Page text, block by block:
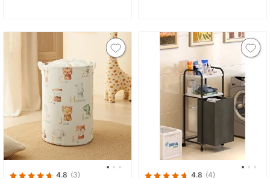
4.8 (3) 4.8 (4)